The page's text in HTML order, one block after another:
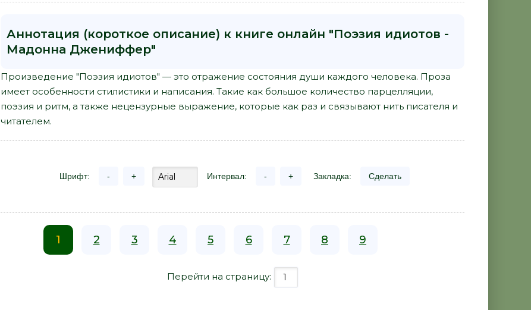
Аннотация (короткое описание) к книге онлайн "Поэзия идиотов -
Мадонна Джениффер"
Произведение "Поэзия идиотов" — это отражение состояния души каждого человека. Проза
имеет особенности стилистики и написания. Такие как большое количество парцелляции,
поэзия и ритм, а также нецензурные выражение, которые как раз и связывают нить писателя и
читателем.
Шрифт: - + Интервал: - + Закладка: Сделать
1 2 3 4 5 6 7 8 9
Перейти на страницу: